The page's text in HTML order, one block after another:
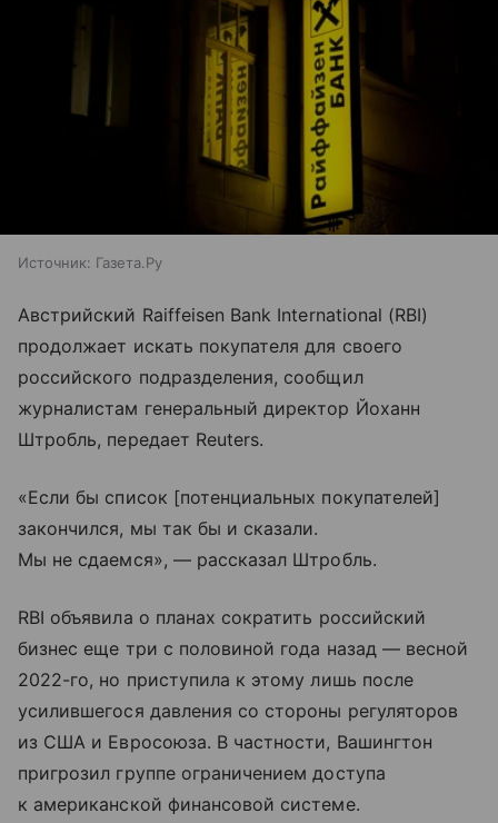
Источник: Газета.Ру
Австрийский Raiffeisen Bank International (RBI)
продолжает искать покупателя для своего
российского подразделения, сообщил
журналистам генеральный директор Йоханн
Штробль, передает Reuters.
«Если бы список [потенциальных покупателей]
закончился, мы так бы и сказали.
Мы не сдаемся», — рассказал Штробль.
RBI объявила о планах сократить российский
бизнес еще три с половиной года назад — весной
2022-го, но приступила к этому лишь после
усилившегося давления со стороны регуляторов
из США и Евросоюза. В частности, Вашингтон
пригрозил группе ограничением доступа
к американской финансовой системе.